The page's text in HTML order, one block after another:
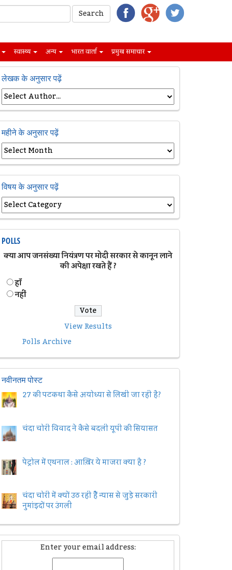
स्वास्थ्य अन्य भारत वार्ता प्रमुख समाचार
लेखक के अनुसार पढ़ें
महीने के अनुसार पढ़ें
विषय के अनुसार पढ़ें
POLLS
क्या आप जनसंख्या नियंत्रण पर मोदी सरकार से कानून लाने
की अपेक्षा रखते हैं ?
हॉं
नहीं
View Results
Polls Archive
नवीनतम पोस्ट
27 की पटकथा कैसे अयोध्या से लिखी जा रही है?
चंदा चोरी विवाद ने कैसे बदली यूपी की सियासत
पेट्रोल में एथनाल : आख़िर ये माजरा क्या है ?
चंदा चोरी में क्यों उठ रही हैैं न्यास से जुड़े सरकारी
नुमांइदों पर उंगली
Enter your email address: